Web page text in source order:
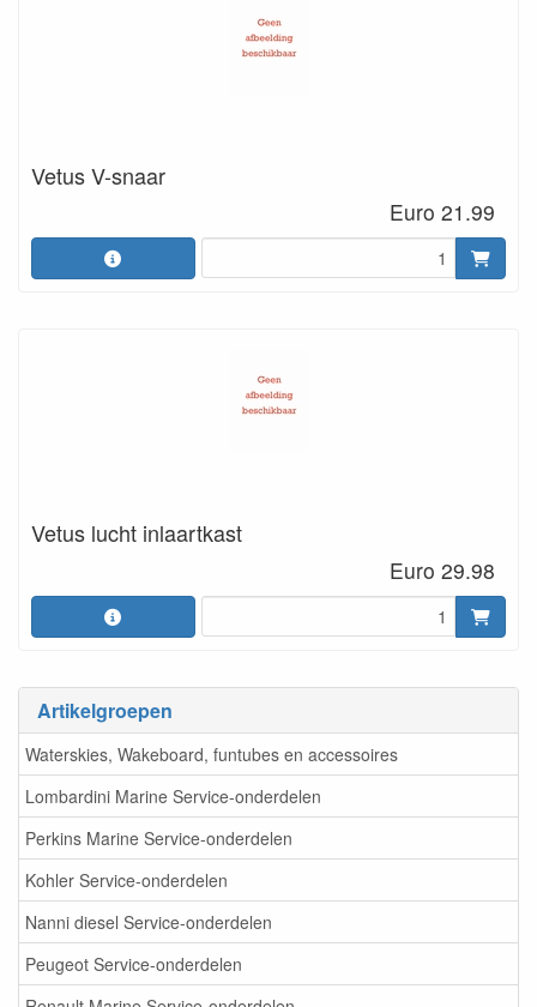
Artikelgroepen
Waterskies, Wakeboard, funtubes en accessoires
Lombardini Marine Service-onderdelen
Perkins Marine Service-onderdelen
Kohler Service-onderdelen
Nanni diesel Service-onderdelen
Peugeot Service-onderdelen
Vetus V-snaar
Euro 21.99
Vetus lucht inlaartkast
Euro 29.98